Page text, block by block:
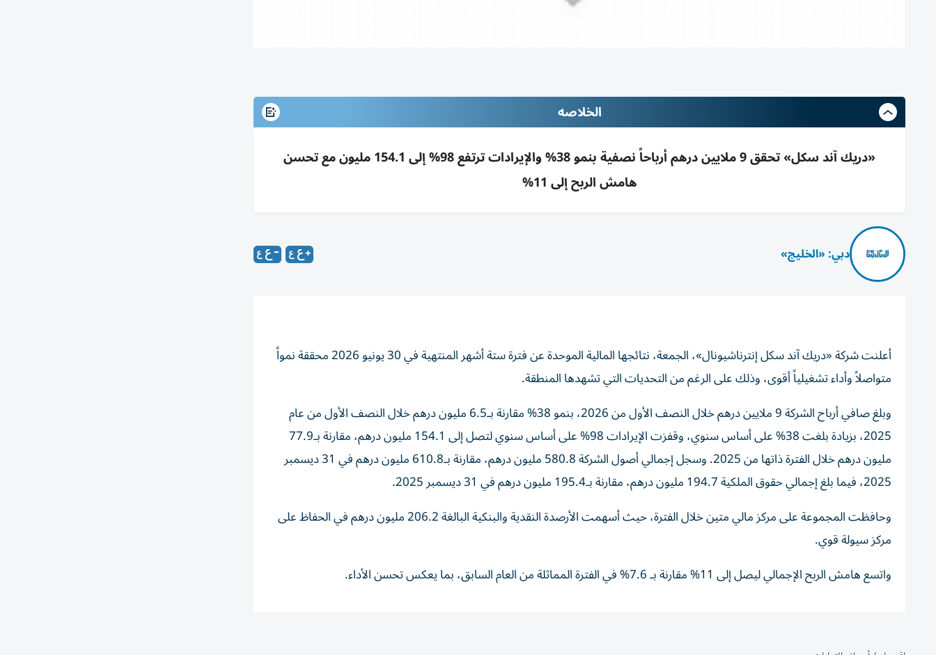
الخلاصه
«دريك آند سكل» تحقق 9 ملايين درهم أرباحاً نصفية بنمو 38% والإيرادات ترتفع 98% إلى 154.1 مليون مع تحسن
هامش الربح إلى 11%
دبي: «الخليج»
أعلنت شركة «دريك آند سكل إنترناشيونال»، الجمعة، نتائجها المالية الموحدة عن فترة ستة أشهر المنتهية في 30 يونيو 2026 محققة نمواً
متواصلاً وأداء تشغيلياً أقوى، وذلك على الرغم من التحديات التي تشهدها المنطقة.
وبلغ صافي أرباح الشركة 9 ملايين درهم خلال النصف الأول من 2026، بنمو 38% مقارنة بـ6.5 مليون درهم خلال النصف الأول من عام
2025، بزيادة بلغت 38% على أساس سنوي، وقفزت الإيرادات 98% على أساس سنوي لتصل إلى 154.1 مليون درهم، مقارنة بـ77.9
مليون درهم خلال الفترة ذاتها من 2025. وسجل إجمالي أصول الشركة 580.8 مليون درهم، مقارنة بـ610.8 مليون درهم في 31 ديسمبر
2025، فيما بلغ إجمالي حقوق الملكية 194.7 مليون درهم، مقارنة بـ195.4 مليون درهم في 31 ديسمبر 2025.
وحافظت المجموعة على مركز مالي متين خلال الفترة، حيث أسهمت الأرصدة النقدية والبنكية البالغة 206.2 مليون درهم في الحفاظ على
مركز سيولة قوي.
واتسع هامش الربح الإجمالي ليصل إلى 11% مقارنة بـ 7.6% في الفترة المماثلة من العام السابق، بما يعكس تحسن الأداء.